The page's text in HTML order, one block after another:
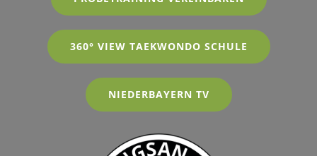
360° VIEW TAEKWONDO SCHULE
NIEDERBAYERN TV